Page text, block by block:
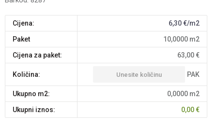
Cijena: 6,30€/m2
paket 10,0000 m2
Cijena za paket: 63,00€
Količina: PAK
Ukupno m2: 0,0000 m2
Ukupni iznos: 0,00€